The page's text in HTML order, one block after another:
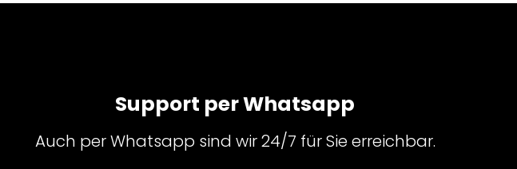
Support per Whatsapp
Auch per Whatsapp sind wir 24/7 für Sie erreichbar.